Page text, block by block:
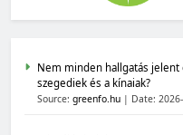
Nem minden hallgatás
szegediek és a kínaiak?
Source: greenfo.hu Date: